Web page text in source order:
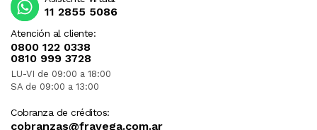
Atención al cliente:
0800 122 0338
0810 999 3728
LU-VI de 09:00 a 18:00
SA de 09:00 a 13:00
Cobranza de créditos:
cobranzas@fravega.com.ar
11 2855 5086